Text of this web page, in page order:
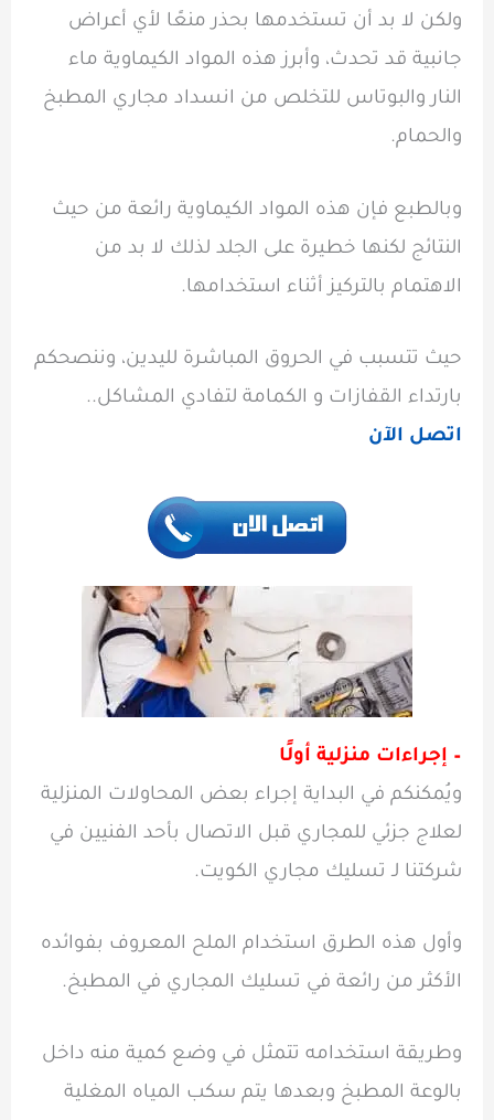
ولكن لا بد أن تستخدمها بحذر منعًا لأي أعراض
جانبية قد تحدث، وأبرز هذه المواد الكيماوية ماء
النار والبوتاس للتخلص من انسداد مجاري المطبخ
والحمام.
وبالطبع فإن هذه المواد الكيماوية رائعة من حيث
النتائج لكنها خطيرة على الجلد لذلك لا بد من
الاهتمام بالتركيز أثناء استخدامها.
حيث تتسبب في الحروق المباشرة لليدين، وننصحكم
بارتداء القفازات و الكمامة لتفادي المشاكل..
اتصل الآن
– إجراءات منزلية أولًا
ويُمكنكم في البداية إجراء بعض المحاولات المنزلية
لعلاج جزئي للمجاري قبل الاتصال بأحد الفنيين في
شركتنا لـ تسليك مجاري الكويت.
وأول هذه الطرق استخدام الملح المعروف بفوائده
الأكثر من رائعة في تسليك المجاري في المطبخ.
وطريقة استخدامه تتمثل في وضع كمية منه داخل
بالوعة المطبخ وبعدها يتم سكب المياه المغلية